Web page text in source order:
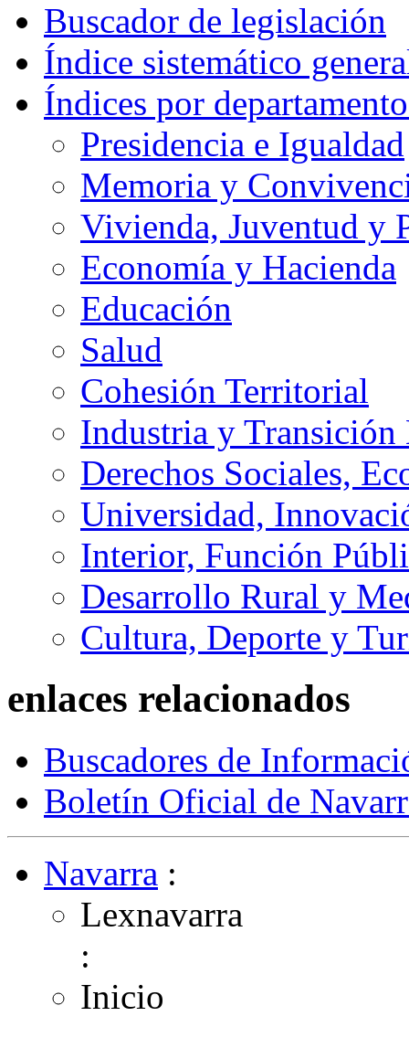
Buscador de legislación
Índice sistemático
Índices por
Presidencia e Igualdad
Memoria y
Vivienda, Juventud y
Economía y Hacienda
Educación
Salud
Cohesión Territorial
Industria y
Derechos Sociales,
Universidad,
Interior, Función
Desarrollo Rural y
Cultura, Deporte y
enlaces relacionados
Buscadores de
Boletín Oficial de
Navarra :
Lexnavarra
:
Inicio